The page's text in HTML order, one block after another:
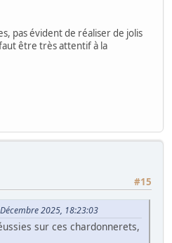
pas évident de réaliser de jolis
être très attentif à la
#15
2025, 18:23:03
sur ces chardonnerets,